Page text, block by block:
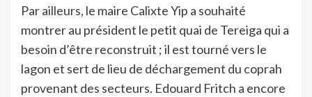
Par ailleurs, le maire Calixte Yip a souhaité
montrer au président le petit quai de Tereiga qui a
besoin d’être reconstruit ; il est tourné vers le
lagon et sert de lieu de déchargement du coprah
provenant des secteurs. Edouard Fritch a encore